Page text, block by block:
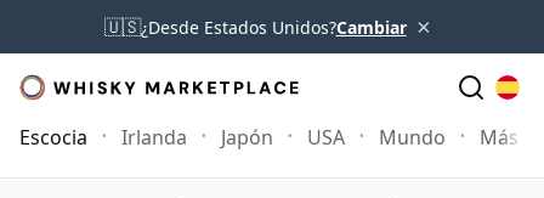
🇺🇸¿Desde Estados Unidos?Cambiar ×
Escocia Irlanda Japón USA Mundo Más